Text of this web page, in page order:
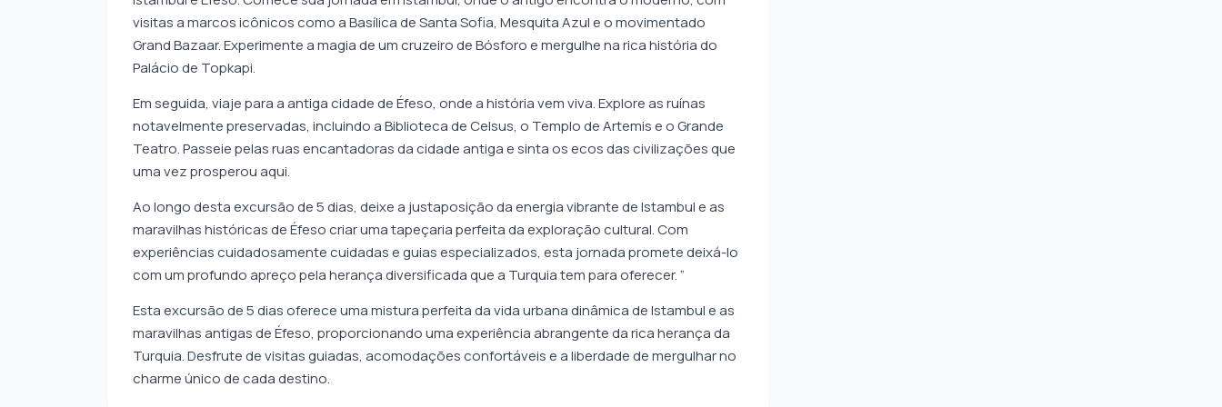
visitas a marcos icônicos como a Basílica de Santa Sofia, Mesquita Azul e o movimentado
Grand Bazaar. Experimente a magia de um cruzeiro de Bósforo e mergulhe na rica história do
Palácio de Topkapi.
Em seguida, viaje para a antiga cidade de Éfeso, onde a história vem viva. Explore as ruínas
notavelmente preservadas, incluindo a Biblioteca de Celsus, o Templo de Artemis e o Grande
Teatro. Passeie pelas ruas encantadoras da cidade antiga e sinta os ecos das civilizações que
uma vez prosperou aqui.
Ao longo desta excursão de 5 dias, deixe a justaposição da energia vibrante de Istambul e as
maravilhas históricas de Éfeso criar uma tapeçaria perfeita da exploração cultural. Com
experiências cuidadosamente cuidadas e guias especializados, esta jornada promete deixá-lo
com um profundo apreço pela herança diversificada que a Turquia tem para oferecer. ”
Esta excursão de 5 dias oferece uma mistura perfeita da vida urbana dinâmica de Istambul e as
maravilhas antigas de Éfeso, proporcionando uma experiência abrangente da rica herança da
Turquia. Desfrute de visitas guiadas, acomodações confortáveis e a liberdade de mergulhar no
charme único de cada destino.